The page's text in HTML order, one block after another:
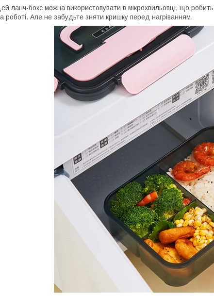
ланч-бокс можна використовувати в мікрохвильовці, що
роботі. Але не забудьте зняти кришку перед нагріванням.